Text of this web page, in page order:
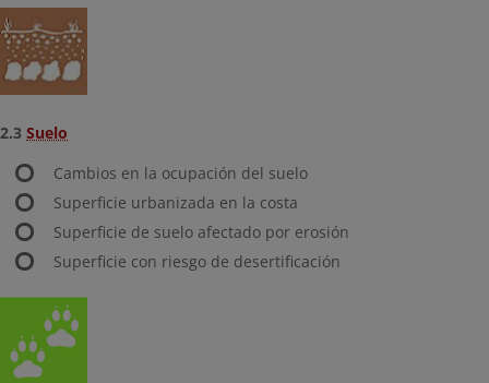
2.3 Suelo
Cambios en la ocupación del suelo
Superficie urbanizada en la costa
Superficie de suelo afectado por erosión
Superficie con riesgo de desertificación